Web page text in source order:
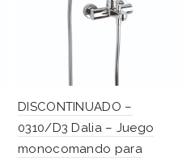
DISCONTINUADO –
0310/D3 Dalia – Juego
monocomando para